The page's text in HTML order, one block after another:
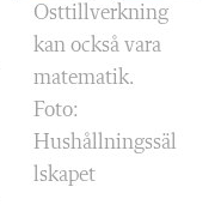
Osttillverkning
kan också vara
matematik.
Foto:
Hushållningssäl
lskapet